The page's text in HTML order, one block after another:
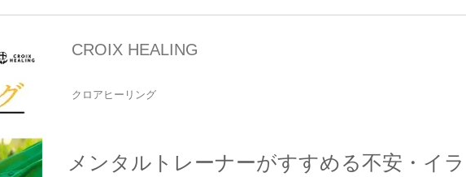
CROIX HEALING
クロアヒーリング
メンタルトレーナーがすすめる不安・イラ